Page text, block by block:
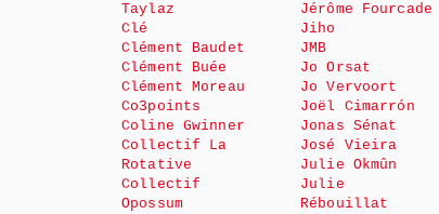
Taylaz
Clé
Clément Baudet
Clément Buée
Clément Moreau
Co3points
Coline Gwinner
Collectif La
Rotative
Collectif
Opossum
Jérôme Fourcade
Jiho
JMB
Jo Orsat
Jo Vervoort
Joël Cimarrón
Jonas Sénat
José Vieira
Julie Okmûn
Julie
Rébouillat